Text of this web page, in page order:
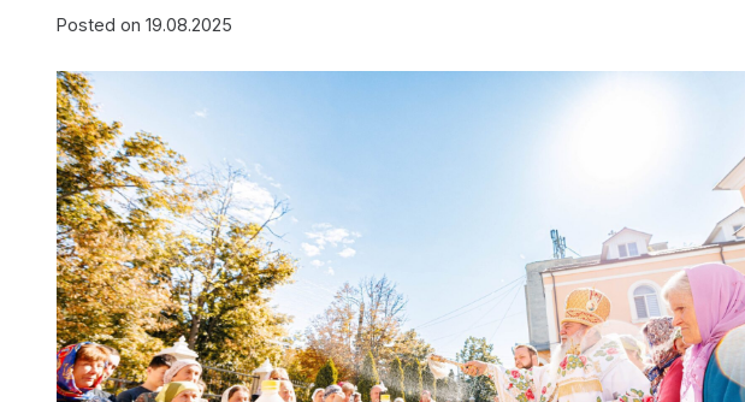
Posted on 19.08.2025